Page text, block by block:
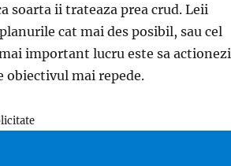
soarta ii trateaza prea crud. Leii
cat mai des posibil, sau cel
important lucru este sa actionezi
mai repede.